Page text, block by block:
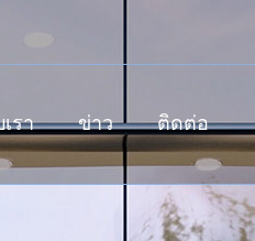
รา ข่าว ติดต่อ